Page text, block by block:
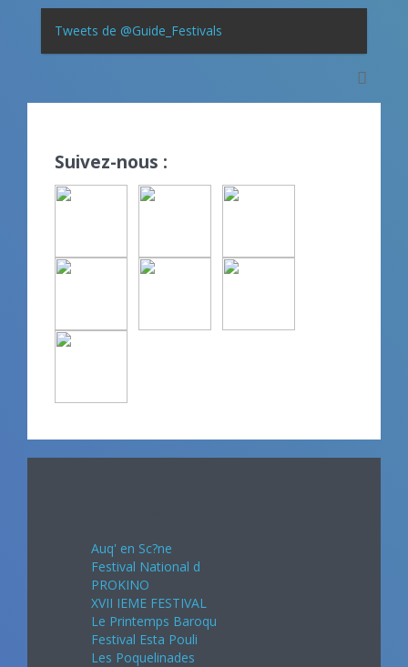
Tweets de @Guide_Festivals
Suivez-nous :
Auq' en Sc?ne
Festival National d
PROKINO
XVII IEME FESTIVAL
Le Printemps Baroqu
Festival Esta Pouli
Les Poquelinades